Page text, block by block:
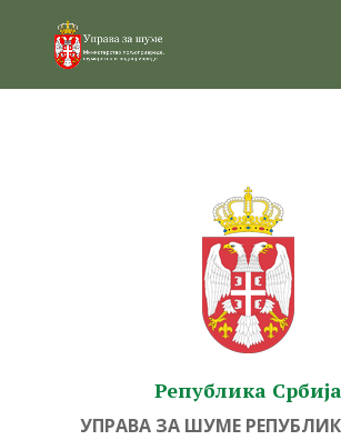
Република Србија
УПРАВА ЗА ШУМЕ